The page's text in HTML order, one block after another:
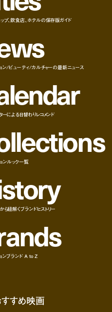
プ、飲食店、ホテルの保存版ガイド
ws
ン/ビューティ/カルチャーの最新ニュース
lendar
ーによる日替わりレコメンド
llections
ンルック一覧
story
ら紐解くブランドヒストリー
ands
ンブランド A to Z
すめ映画